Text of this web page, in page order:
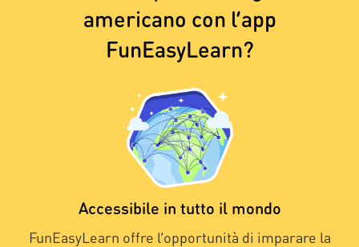
americano con l’app
FunEasyLearn?
Accessibile in tutto il mondo
FunEasyLearn offre l’opportunità di imparare la